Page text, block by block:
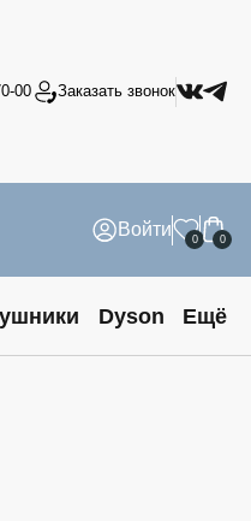
00 Заказать звонок
Войти 0 0
Dyson Ещё